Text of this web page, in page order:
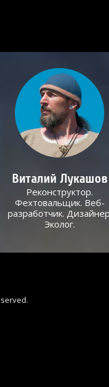
Виталий Лукашов
Реконструктор.
Фехтовальщик. Веб-
разработчик.
Эколог.